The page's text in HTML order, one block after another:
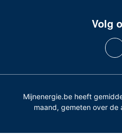
Volg
Mijnenergie.be heeft
maand, gemeten over de